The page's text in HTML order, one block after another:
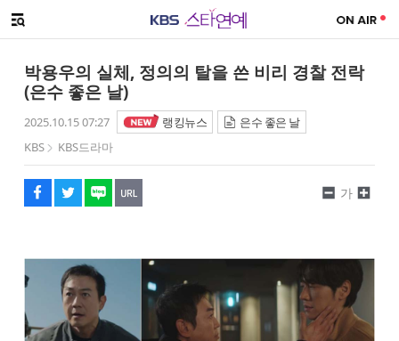
메뉴 열기
박용우의 실체, 정의의 탈을 쓴 비리 경찰 전락
(은수 좋은 날)
2025.10.15 07:27 랭킹뉴스
은수 좋은 날
KBS
KBS드라마
페이스북
트위터
네이버
URL복사
글씨 작게보기
가
글씨 크게보기